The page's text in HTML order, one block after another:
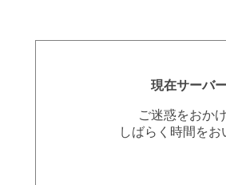
現在サーバ
ご迷惑をおか
しばらく時間を